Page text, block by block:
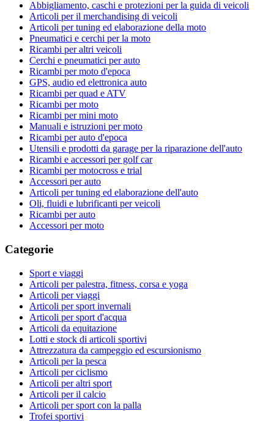
Abbigliamento, caschi e protezioni per la guida di veicoli
Articoli per il merchandising di veicoli
Articoli per tuning ed elaborazione della moto
Pneumatici e cerchi per la moto
Ricambi per altri veicoli
Cerchi e pneumatici per auto
Ricambi per moto d'epoca
GPS, audio ed elettronica auto
Ricambi per quad e ATV
Ricambi per moto
Ricambi per mini moto
Manuali e istruzioni per moto
Ricambi per auto d'epoca
Utensili e prodotti da garage per la riparazione dell'auto
Ricambi e accessori per golf car
Ricambi per motocross e trial
Accessori per auto
Articoli per tuning ed elaborazione dell'auto
Oli, fluidi e lubrificanti per veicoli
Ricambi per auto
Accessori per moto
Categorie
Sport e viaggi
Articoli per palestra, fitness, corsa e yoga
Articoli per viaggi
Articoli per sport invernali
Articoli per sport d'acqua
Articoli da equitazione
Lotti e stock di articoli sportivi
Attrezzatura da campeggio ed escursionismo
Articoli per la pesca
Articoli per ciclismo
Articoli per altri sport
Articoli per il calcio
Articoli per sport con la palla
Trofei sportivi